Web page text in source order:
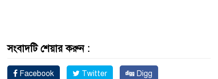
সংবাদটি শেয়ার করুন :
Facebook Twitter Digg